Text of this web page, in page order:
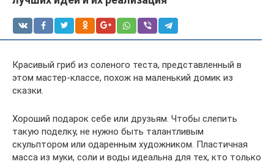
Красивый гриб из соленого теста, представленный в
этом мастер-классе, похож на маленький домик из
сказки.
Хороший подарок себе или друзьям. Чтобы слепить
такую поделку, не нужно быть талантливым
скульптором или одаренным художником. Пластичная
масса из муки, соли и воды идеальна для тех, кто только